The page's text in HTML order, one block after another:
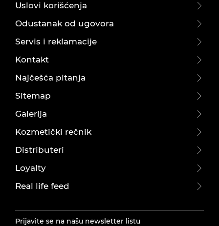
Uslovi korišćenja
Odustanak od ugovora
Servis i reklamacije
Kontakt
Najčešća pitanja
Sitemap
Galerija
Kozmetički rečnik
Distributeri
Loyalty
Real life feed
Prijavite se na našu newsletter listu